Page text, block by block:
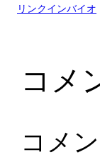
リンクインバイオ
コメ
コメ